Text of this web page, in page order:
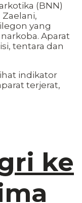
(BNN)
Zaelani,
yang
Aparat
tentara dan
indikator
terjerat,
ke